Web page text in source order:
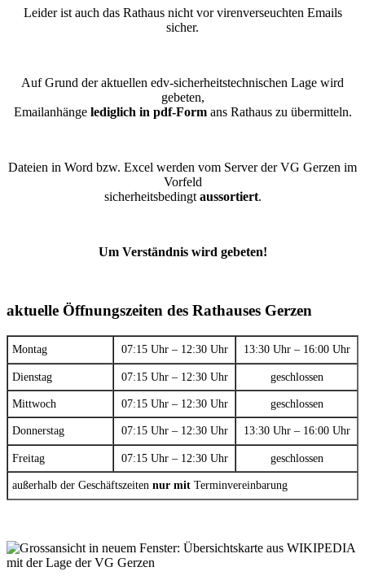
Leider ist auch das Rathaus nicht vor virenverseuchten Emails
sicher.
Auf Grund der aktuellen edv-sicherheitstechnischen Lage wird
gebeten,
Emailanhänge lediglich in pdf-Formans Rathaus zu übermitteln.
Dateien in Word bzw. Excel werden vom Server der VG Gerzen im
Vorfeld
sicherheitsbedingt aussortiert.
Um Verständnis wird gebeten!
aktuelle Öffnungszeiten des Rathauses Gerzen
Montag 07:15 Uhr – 12:30 Uhr 13:30 Uhr – 16:00 Uhr
Dienstag 07:15 Uhr – 12:30 Uhr geschlossen
Mittwoch 07:15 Uhr – 12:30 Uhr geschlossen
Donnerstag 07:15 Uhr – 12:30 Uhr 13:30 Uhr – 16:00 Uhr
Freitag 07:15 Uhr – 12:30 Uhr geschlossen
außerhalb der Geschäftszeiten nur mit Terminvereinbarung